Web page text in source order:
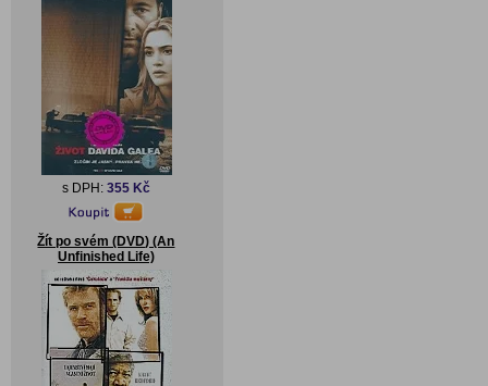
s DPH: 355 Kč
Žít po svém (DVD) (An
Unfinished Life)